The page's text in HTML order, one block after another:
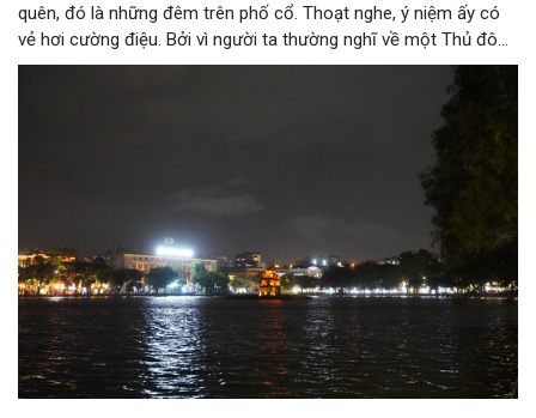
quên, đó là những đêm trên phố cổ. Thoạt nghe, ý niệm ấy có
vẻ hơi cường điệu. Bởi vì người ta thường nghĩ về một Thủ đô
ngàn năm văn hiến với những nét tĩnh lặng, cổ kính, rêu phong
trong ánh nắng ban mai mơ màng buông xuống “ba mươi sáu
phố phường”; nên có lẽ, sẽ ngỡ ngàng, nếu ai đó khi nghe thấy
nơi này được gọi là “thành phố của những đêm thâu”.